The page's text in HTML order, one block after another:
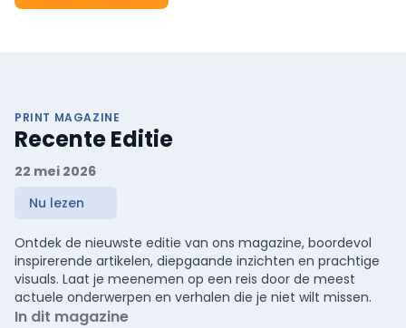
PRINT MAGAZINE
Recente Editie
22 mei 2026
Nu lezen
Ontdek de nieuwste editie van ons magazine, boordevol
inspirerende artikelen, diepgaande inzichten en prachtige
visuals. Laat je meenemen op een reis door de meest
actuele onderwerpen en verhalen die je niet wilt missen.
In dit magazine